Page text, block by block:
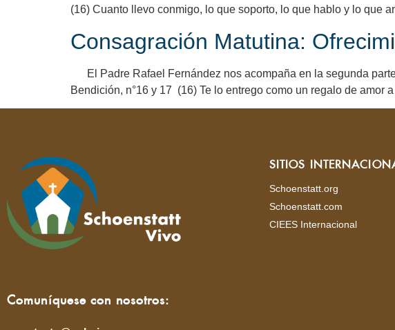
(16) Cuanto llevo conmigo, lo que soporto, lo que hablo y lo que
Consagración Matutina:
El Padre Rafael Fernández nos acompaña en la segunda
Bendición, n°16 y 17 (16) Te lo entrego como un regalo de
SITIOS
Schoenstatt.org
Schoenstatt.com
CIEES Internacional
Comuníquese con nosotros: